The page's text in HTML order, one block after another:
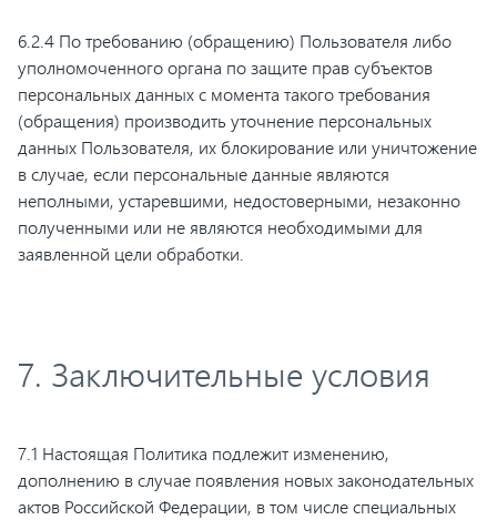
6.2.4 По требованию (обращению) Пользователя либо
уполномоченного органа по защите прав субъектов
персональных данных с момента такого требования
(обращения) производить уточнение персональных
данных Пользователя, их блокирование или уничтожение
в случае, если персональные данные являются
неполными, устаревшими, недостоверными, незаконно
полученными или не являются необходимыми для
заявленной цели обработки.
7. Заключительные условия
7.1 Настоящая Политика подлежит изменению,
дополнению в случае появления новых законодательных
актов Российской Федерации, в том числе специальных